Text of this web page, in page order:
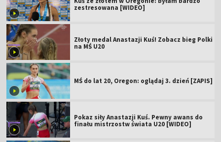
zestresowana [WIDEO]
Złoty medal Anastazji Kuś! Zobacz bieg Polki
na MŚ U20
MŚ do lat 20, Oregon: oglądaj 3. dzień [ZAPIS]
Pokaz siły Anastazji Kuś. Pewny awans do
finału mistrzostw świata U20 [WIDEO]